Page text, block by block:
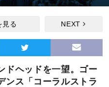
見る NEXT
ドヘッドを一望。ゴー
ンス「コーラルストラ